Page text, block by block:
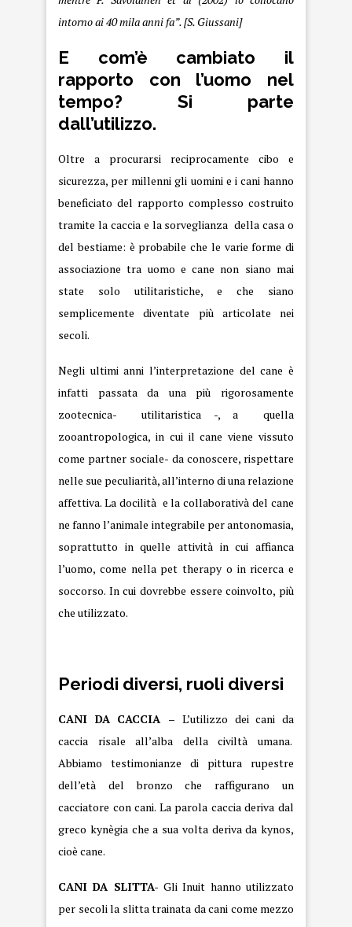
intorno ai 40 mila anni fa”. [S. Giussani]
E com’è cambiato il
rapporto con l’uomo nel
tempo? Si parte
dall’utilizzo.
Oltre a procurarsi reciprocamente cibo e
sicurezza, per millenni gli uomini e i cani hanno
beneficiato del rapporto complesso costruito
tramite la caccia e la sorveglianza della casa o
del bestiame: è probabile che le varie forme di
associazione tra uomo e cane non siano mai
state solo utilitaristiche, e che siano
semplicemente diventate più articolate nei
secoli.
Negli ultimi anni l’interpretazione del cane è
infatti passata da una più rigorosamente
zootecnica- utilitaristica -, a quella
zooantropologica, in cui il cane viene vissuto
come partner sociale- da conoscere, rispettare
nelle sue peculiarità, all’interno di una relazione
affettiva. La docilità e la collaborativà del cane
ne fanno l’animale integrabile per antonomasia,
soprattutto in quelle attività in cui affianca
l’uomo, come nella pet therapy o in ricerca e
soccorso. In cui dovrebbe essere coinvolto, più
che utilizzato.
Periodi diversi, ruoli diversi
CANI DA CACCIA – L’utilizzo dei cani da
caccia risale all’alba della civiltà umana.
Abbiamo testimonianze di pittura rupestre
dell’età del bronzo che raffigurano un
cacciatore con cani. La parola caccia deriva dal
greco kynègia che a sua volta deriva da kynos,
cioè cane.
CANI DA SLITTA- Gli Inuit hanno utilizzato
per secoli la slitta trainata da cani come mezzo